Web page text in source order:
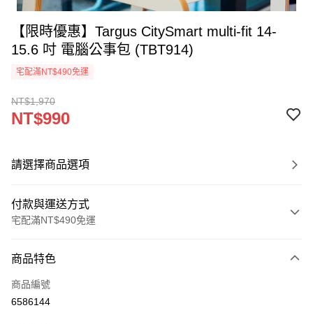
【限時優惠】Targus CitySmart multi-fit 14-
15.6 吋 電腦公事包 (TBT914)
宅配滿NT$490免運
NT$1,970
NT$990
請選擇商品選項
付款與運送方式
宅配滿NT$490免運
信用卡一次付款
信用卡分期付款
商品特色
商品編號
6586144